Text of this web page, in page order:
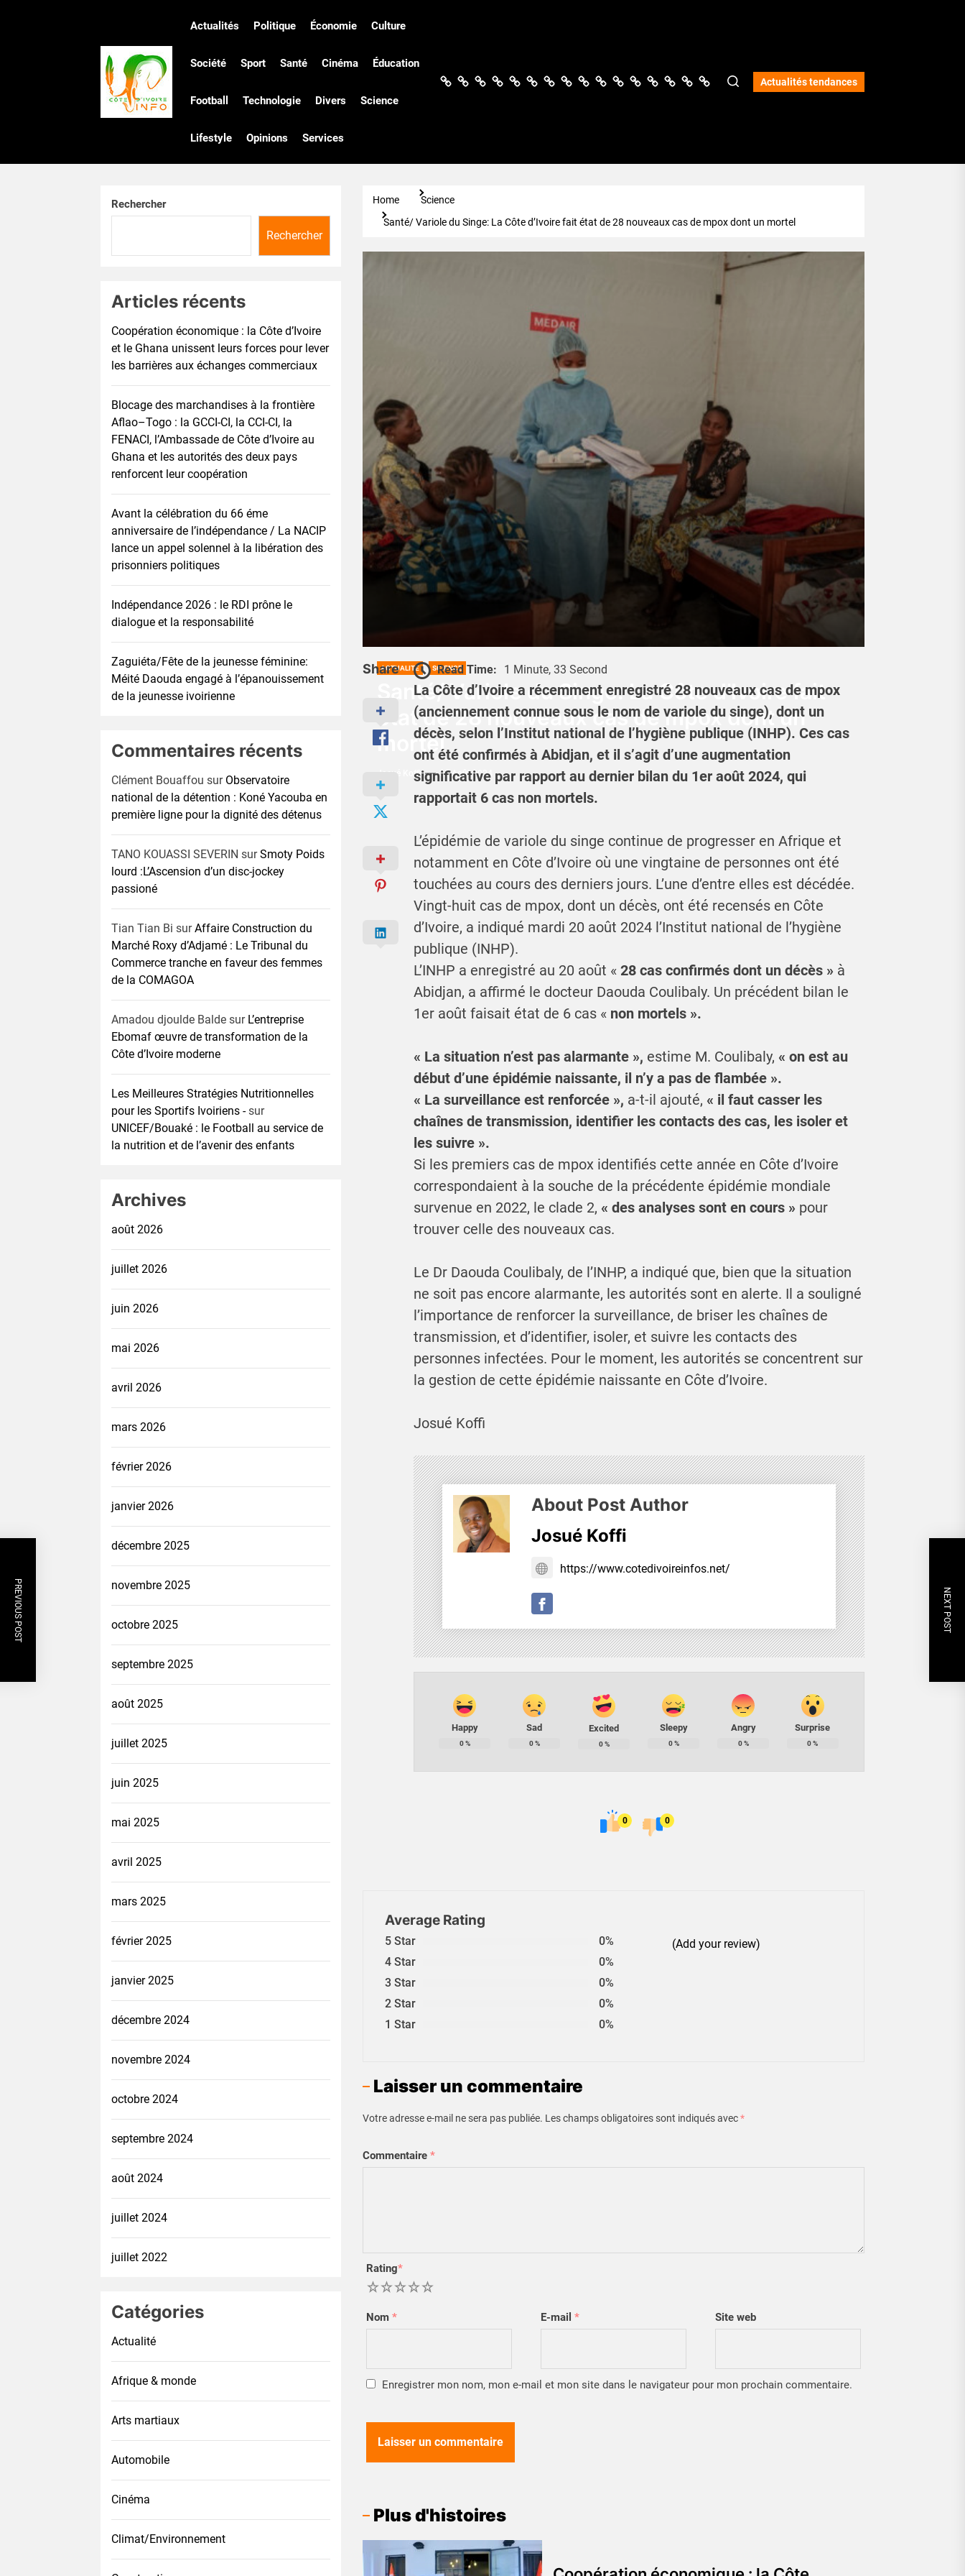
Côte
d'Ivoire
Infos
Actualités Politique Économie Culture
Société Sport Santé Cinéma Éducation
Football Technologie Divers Science
Lifestyle Opinions Services
Actualités
Politique
Économie
CultureSociété
SportSantéCinémaÉducation
Football
Technologie
DiversScience
Lifestyle
OpinionsServices Actualités tendances
Home
Science
Santé/ Variole du Singe: La Côte d’Ivoire fait état de 28 nouveaux cas de mpox dont un mortel
ACTUALITÉ SCIENCE
Santé/ Variole du Singe: La Côte d’Ivoire fait
état de 28 nouveaux cas de mpox dont un
mortel
Josué Koffi 22 Août 2024
Share Read Time: 1 Minute, 33 Second
La Côte d’Ivoire a récemment enregistré 28 nouveaux cas de mpox
(anciennement connue sous le nom de variole du singe), dont un
décès, selon l’Institut national de l’hygiène publique (INHP). Ces cas
ont été confirmés à Abidjan, et il s’agit d’une augmentation
significative par rapport au dernier bilan du 1er août 2024, qui
rapportait 6 cas non mortels.
L’épidémie de variole du singe continue de progresser en Afrique et
notamment en Côte d’Ivoire où une vingtaine de personnes ont été
touchées au cours des derniers jours. L’une d’entre elles est décédée.
Vingt-huit cas de mpox, dont un décès, ont été recensés en Côte
d’Ivoire, a indiqué mardi 20 août 2024 l’Institut national de l’hygiène
publique (INHP).
L’INHP a enregistré au 20 août « 28 cas confirmés dont un décès » à
Abidjan, a affirmé le docteur Daouda Coulibaly. Un précédent bilan le
1er août faisait état de 6 cas « non mortels ».
« La situation n’est pas alarmante », estime M. Coulibaly, « on est au
début d’une épidémie naissante, il n’y a pas de flambée ».
« La surveillance est renforcée », a-t-il ajouté, « il faut casser les
chaînes de transmission, identifier les contacts des cas, les isoler et
les suivre ».
Si les premiers cas de mpox identifiés cette année en Côte d’Ivoire
correspondaient à la souche de la précédente épidémie mondiale
survenue en 2022, le clade 2, « des analyses sont en cours » pour
trouver celle des nouveaux cas.
Le Dr Daouda Coulibaly, de l’INHP, a indiqué que, bien que la situation
ne soit pas encore alarmante, les autorités sont en alerte. Il a souligné
l’importance de renforcer la surveillance, de briser les chaînes de
transmission, et d’identifier, isoler, et suivre les contacts des
personnes infectées. Pour le moment, les autorités se concentrent sur
la gestion de cette épidémie naissante en Côte d’Ivoire.
Josué Koffi
About Post Author
Josué Koffi
https://www.cotedivoireinfos.net/
Happy
0%
Sad
0%
Excited
0%
Sleepy
0%
Angry
0%
Surprise
0%
0 0
Average Rating
5 Star
0%
4 Star
0%
3 Star
0%
2 Star
0%
1 Star
0%
(Add your review)
Laisser un commentaire
Votre adresse e-mail ne sera pas publiée. Les champs obligatoires sont indiqués avec*
Commentaire *
Rating*
5
4
3
2
Nom * E-mail * Site web
Enregistrer mon nom, mon e-mail et mon site dans le navigateur pour mon prochain commentaire.
PREVIOUS POST NEXT POST
Plus d'histoires
Rechercher
Rechercher
Articles récents
Coopération économique : la Côte d’Ivoire
et le Ghana unissent leurs forces pour lever
les barrières aux échanges commerciaux
Blocage des marchandises à la frontière
Aflao–Togo : la GCCI-CI, la CCI-CI, la
FENACI, l’Ambassade de Côte d’Ivoire au
Ghana et les autorités des deux pays
renforcent leur coopération
Avant la célébration du 66 éme
anniversaire de l’indépendance / La NACIP
lance un appel solennel à la libération des
prisonniers politiques
Indépendance 2026 : le RDI prône le
dialogue et la responsabilité
Zaguiéta/Fête de la jeunesse féminine:
Méité Daouda engagé à l’épanouissement
de la jeunesse ivoirienne
Commentaires récents
Clément Bouaffou sur Observatoire
national de la détention : Koné Yacouba en
première ligne pour la dignité des détenus
TANO KOUASSI SEVERIN surSmoty Poids
lourd :L’Ascension d’un disc-jockey
passioné
Tian Tian Bi surAffaire Construction du
Marché Roxy d’Adjamé : Le Tribunal du
Commerce tranche en faveur des femmes
de la COMAGOA
Amadou djoulde Balde sur L’entreprise
Ebomaf œuvre de transformation de la
Côte d’Ivoire moderne
Les Meilleures Stratégies Nutritionnelles
pour les Sportifs Ivoiriens -sur
UNICEF/Bouaké : le Football au service de
la nutrition et de l’avenir des enfants
Archives
août 2026
juillet 2026
juin 2026
mai 2026
avril 2026
mars 2026
février 2026
janvier 2026
décembre 2025
novembre 2025
octobre 2025
septembre 2025
août 2025
juillet 2025
juin 2025
mai 2025
avril 2025
mars 2025
février 2025
janvier 2025
décembre 2024
novembre 2024
octobre 2024
septembre 2024
août 2024
juillet 2024
juillet 2022
Catégories
Actualité
Afrique & monde
Arts martiaux
Automobile
Cinéma
Climat/Environnement